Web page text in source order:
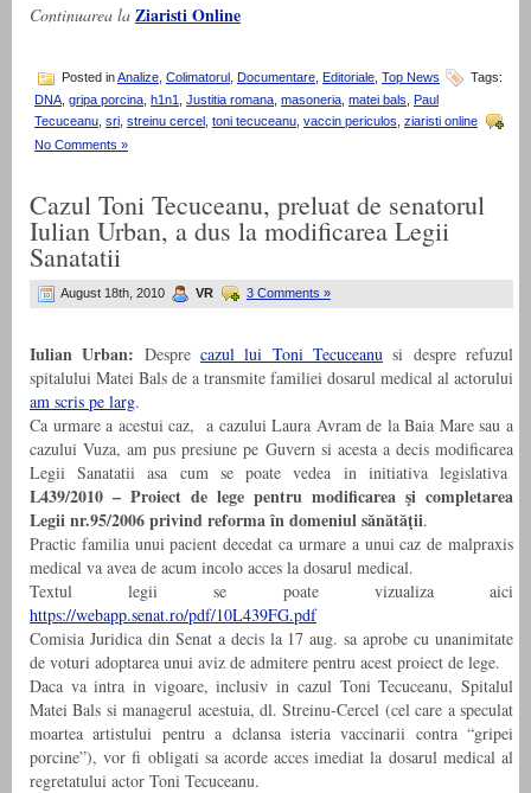
Continuarea la Ziaristi Online
Posted inAnalize Colimatorul Documentare Editoriale Top News
Tags:
DNA gripa porcina h1n1 Justitia romana masoneria matei bals Paul
Tecuceanu sri streinu cercel toni tecuceanu vaccin periculos ziaristi online
No Comments »
Cazul Toni Tecuceanu, preluat de senatorul
Iulian Urban, a dus la modificarea Legii
Sanatatii
August 18th, 2010 VR 3 Comments »
Iulian Urban: Desprecazul lui Toni Tecuceanu si despre refuzul
spitalului Matei Bals de a transmite familiei dosarul medical al actorului
am scris pe larg.
Ca urmare a acestui caz, a cazului Laura Avram de la Baia Mare sau a
cazului Vuza, am pus presiune pe Guvern si acesta a decis modificarea
Legii Sanatatii asa cum se poate vedea in initiativa legislativa
L439/2010 – Proiect de lege pentru modificarea şi completarea
Legii nr.95/2006 privind reforma în domeniul sănătăţii.
Practic familia unui pacient decedat ca urmare a unui caz de malpraxis
medical va avea de acum incolo acces la dosarul medical.
Textul legii se poate vizualiza aici
https://webapp.senat.ro/pdf/10L439FG.pdf
Comisia Juridica din Senat a decis la 17 aug. sa aprobe cu unanimitate
de voturi adoptarea unui aviz de admitere pentru acest proiect de lege.
Daca va intra in vigoare, inclusiv in cazul Toni Tecuceanu, Spitalul
Matei Bals si managerul acestuia, dl. Streinu-Cercel (cel care a speculat
moartea artistului pentru a dclansa isteria vaccinarii contra “gripei
porcine”), vor fi obligati sa acorde acces imediat la dosarul medical al
regretatului actor Toni Tecuceanu.